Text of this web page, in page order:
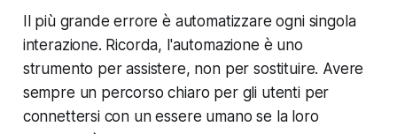
Il più grande errore è automatizzare ogni singola
interazione. Ricorda, l'automazione è uno
strumento per assistere, non per sostituire. Avere
sempre un percorso chiaro per gli utenti per
connettersi con un essere umano se la loro